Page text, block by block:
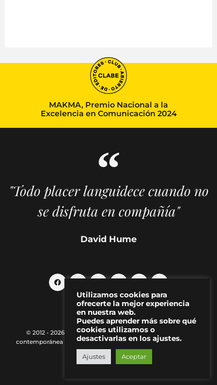
MAKMA, Premio Nacional a la
Excelencia en Comunicación 2024
"Todo placer languidece cuando no
se disfruta en compañía"
David Hume
© 2012 - 2026 MAKMA | Revista de artes visuales y cultura
contemporánea |
Política de Privacidad| Aviso Legal|Contacto
Utilizamos cookies para
ofrecerte la mejor experiencia
en nuestra web.
Puedes aprender más sobre qué
cookies utilizamos o
desactivarlas en los ajustes.
Ajustes Aceptar